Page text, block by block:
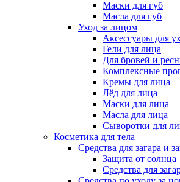
Маски для губ
Масла для губ
Уход за лицом
Аксессуары для
Гели для лица
Для бровей и
Комплексные
Кремы для лица
Лёд для лица
Маски для лица
Масла для лица
Сыворотки для
Косметика для тела
Средства для загара и
Защита от солнца
Средства для